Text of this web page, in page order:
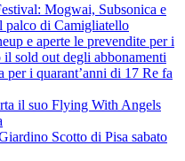
Mogwai, Subsonica e
palco di Camigliatello
e aperte le prevendite per i
sold out degli abbonamenti
i quarant’anni di 17 Re fa
il suo Flying With Angels
Scotto di Pisa sabato